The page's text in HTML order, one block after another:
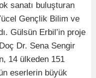
sanatı buluşturan
Gençlik Bilim ve
Gülsün Erbil’in proje
Dr. Sena Sengir
14 ülkeden 151
eserlerin büyük